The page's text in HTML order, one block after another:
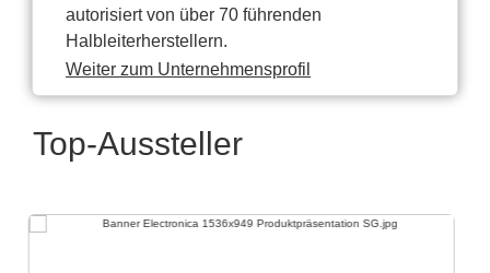
autorisiert von über 70 führenden
Halbleiterherstellern.
Weiter zum Unternehmensprofil
Top-Aussteller